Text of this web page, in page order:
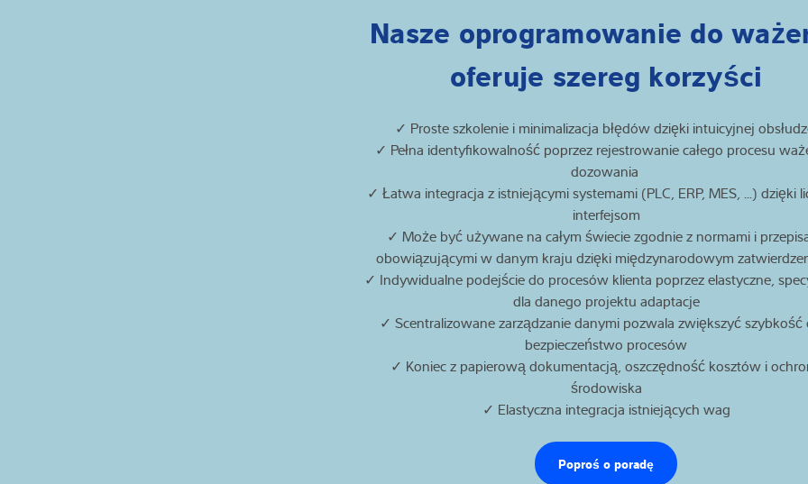
Nasze oprogramowanie do
oferuje szereg korzyści
✓ Proste szkolenie i minimalizacja błędów dzięki intuicyjnej
✓ Pełna identyfikowalność poprzez rejestrowanie całego procesu
dozowania
✓ Łatwa integracja z istniejącymi systemami (PLC, ERP, MES, ...) dzięki
interfejsom
✓ Może być używane na całym świecie zgodnie z normami i
obowiązującymi w danym kraju dzięki międzynarodowym
✓ Indywidualne podejście do procesów klienta poprzez elastyczne,
dla danego projektu adaptacje
✓ Scentralizowane zarządzanie danymi pozwala zwiększyć szybkość
bezpieczeństwo procesów
✓ Koniec z papierową dokumentacją, oszczędność kosztów i
środowiska
✓ Elastyczna integracja istniejących wag
Poproś o poradę